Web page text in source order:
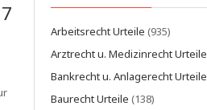
Arbeitsrecht Urteile (935)
Arztrecht u. Medizinrecht Urteile
Bankrecht u. Anlagerecht Urteile
Baurecht Urteile (138)